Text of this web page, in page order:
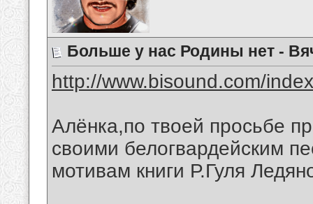
Больше у нас Родины нет -
http://www.bisound.com/
Алёнка,по твоей просьбе
своими белогвардейским
мотивам книги Р.Гуля